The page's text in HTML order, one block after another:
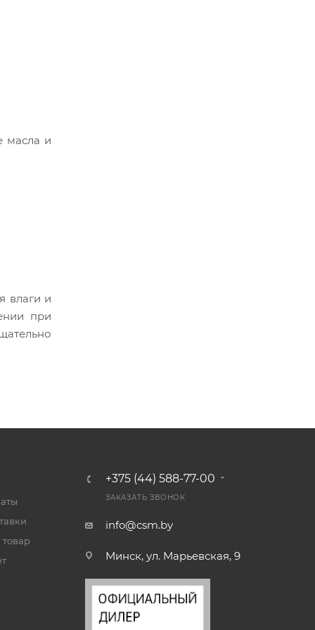
масла и
влаги и
при
+375 (44) 588-77-00
ЗАКАЗАТЬ ЗВОНОК
info@csm.by
Минск, ул. Марьевская, 9